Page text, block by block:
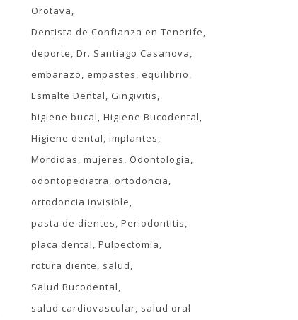
Orotava
Dentista de Confianza en Tenerife
deporte Dr. Santiago Casanova
embarazo
empastes
equilibrio
Esmalte Dental
Gingivitis
higiene bucal Higiene Bucodental
Higiene dental implantes
Mordidas mujeres
Odontología
odontopediatra
ortodoncia
ortodoncia invisible
pasta de dientes Periodontitis
placa dental Pulpectomía
rotura diente
salud
Salud Bucodental
salud cardiovascular salud oral